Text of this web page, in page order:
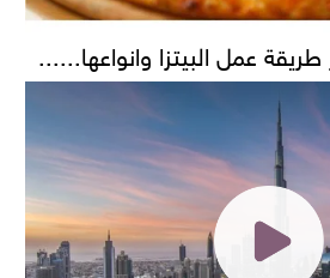
عمل البيتزا وانواعها......